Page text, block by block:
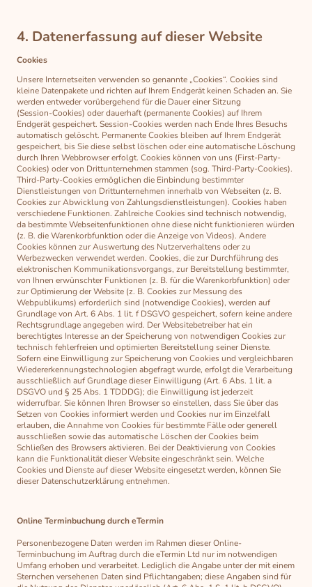
4. Datenerfassung auf dieser Website
Cookies
Unsere Internetseiten verwenden so genannte „Cookies“. Cookies sind
kleine Datenpakete und richten auf Ihrem Endgerät keinen Schaden an. Sie
werden entweder vorübergehend für die Dauer einer Sitzung
(Session-Cookies) oder dauerhaft (permanente Cookies) auf Ihrem
Endgerät gespeichert. Session-Cookies werden nach Ende Ihres Besuchs
automatisch gelöscht. Permanente Cookies bleiben auf Ihrem Endgerät
gespeichert, bis Sie diese selbst löschen oder eine automatische Löschung
durch Ihren Webbrowser erfolgt. Cookies können von uns (First-Party-
Cookies) oder von Drittunternehmen stammen (sog. Third-Party-Cookies).
Third-Party-Cookies ermöglichen die Einbindung bestimmter
Dienstleistungen von Drittunternehmen innerhalb von Webseiten (z. B.
Cookies zur Abwicklung von Zahlungsdienstleistungen). Cookies haben
verschiedene Funktionen. Zahlreiche Cookies sind technisch notwendig,
da bestimmte Webseitenfunktionen ohne diese nicht funktionieren würden
(z. B. die Warenkorbfunktion oder die Anzeige von Videos). Andere
Cookies können zur Auswertung des Nutzerverhaltens oder zu
Werbezwecken verwendet werden. Cookies, die zur Durchführung des
elektronischen Kommunikationsvorgangs, zur Bereitstellung bestimmter,
von Ihnen erwünschter Funktionen (z. B. für die Warenkorbfunktion) oder
zur Optimierung der Website (z. B. Cookies zur Messung des
Webpublikums) erforderlich sind (notwendige Cookies), werden auf
Grundlage von Art. 6 Abs. 1 lit. f DSGVO gespeichert, sofern keine andere
Rechtsgrundlage angegeben wird. Der Websitebetreiber hat ein
berechtigtes Interesse an der Speicherung von notwendigen Cookies zur
technisch fehlerfreien und optimierten Bereitstellung seiner Dienste.
Sofern eine Einwilligung zur Speicherung von Cookies und vergleichbaren
Wiedererkennungstechnologien abgefragt wurde, erfolgt die Verarbeitung
ausschließlich auf Grundlage dieser Einwilligung (Art. 6 Abs. 1 lit. a
DSGVO und § 25 Abs. 1 TDDDG); die Einwilligung ist jederzeit
widerrufbar. Sie können Ihren Browser so einstellen, dass Sie über das
Setzen von Cookies informiert werden und Cookies nur im Einzelfall
erlauben, die Annahme von Cookies für bestimmte Fälle oder generell
ausschließen sowie das automatische Löschen der Cookies beim
Schließen des Browsers aktivieren. Bei der Deaktivierung von Cookies
kann die Funktionalität dieser Website eingeschränkt sein. Welche
Cookies und Dienste auf dieser Website eingesetzt werden, können Sie
dieser Datenschutzerklärung entnehmen.
Online Terminbuchung durch eTermin
Personenbezogene Daten werden im Rahmen dieser Online-
Terminbuchung im Auftrag durch die eTermin Ltd nur im notwendigen
Umfang erhoben und verarbeitet. Lediglich die Angabe unter der mit einem
Sternchen versehenen Daten sind Pflichtangaben; diese Angaben sind für